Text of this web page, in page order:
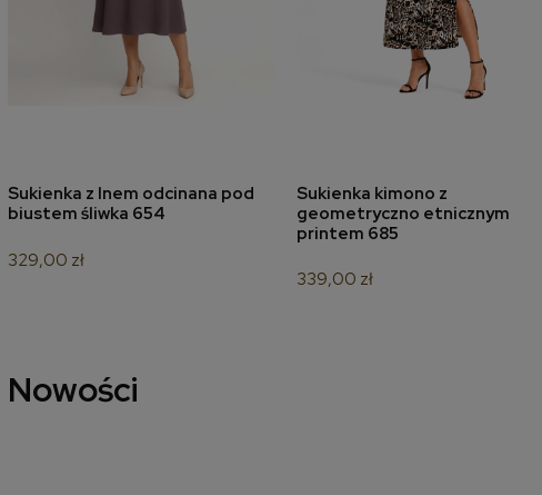
dodaj do koszyka
Sukienka z lnem odcinana pod
biustem śliwka 654
329,00 zł
dodaj do koszyka
Sukienka kimono z
geometryczno etnicznym
printem 685
339,00 zł
Nowości